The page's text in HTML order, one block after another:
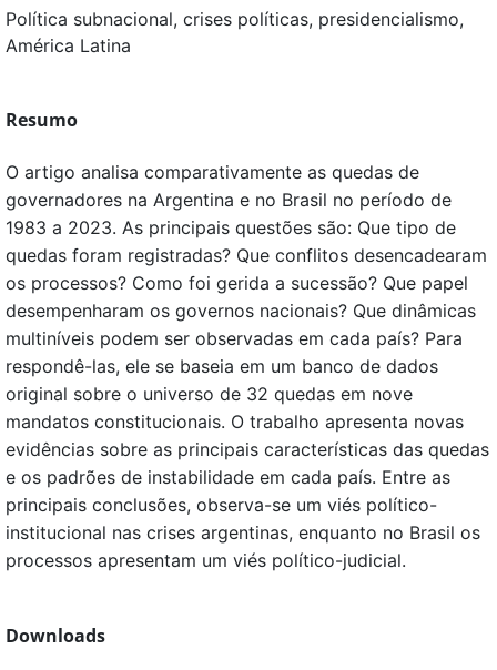
Política subnacional, crises políticas, presidencialismo,
América Latina
Resumo
O artigo analisa comparativamente as quedas de
governadores na Argentina e no Brasil no período de
1983 a 2023. As principais questões são: Que tipo de
quedas foram registradas? Que conflitos desencadearam
os processos? Como foi gerida a sucessão? Que papel
desempenharam os governos nacionais? Que dinâmicas
multiníveis podem ser observadas em cada país? Para
respondê-las, ele se baseia em um banco de dados
original sobre o universo de 32 quedas em nove
mandatos constitucionais. O trabalho apresenta novas
evidências sobre as principais características das quedas
e os padrões de instabilidade em cada país. Entre as
principais conclusões, observa-se um viés político-
institucional nas crises argentinas, enquanto no Brasil os
processos apresentam um viés político-judicial.
Downloads